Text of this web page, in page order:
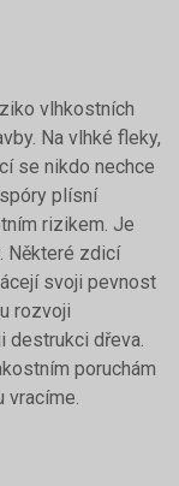
vlhkostních
Na vlhké fleky,
se nikdo nechce
plísní
rizikem. Je
Některé zdicí
svoji pevnost
rozvoji
destrukci dřeva.
poruchám
vracíme.